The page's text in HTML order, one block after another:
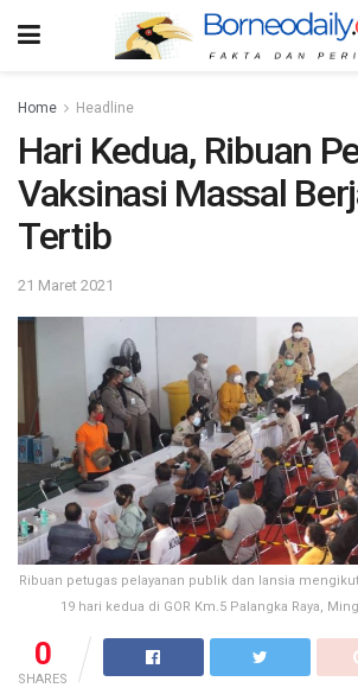
Home Headline
Hari Kedua, Ribuan
Vaksinasi Massal
Tertib
21 Maret 2021
Ribuan petugas pelayanan publik dan lansia
19 hari kedua di GOR Km.5 Palangka Raya,
0
SHARES